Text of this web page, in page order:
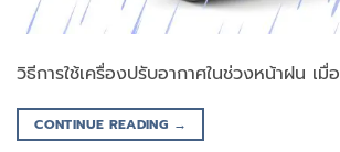
วิธีการใช้เครื่องปรับอากาศในช่วงหน้าฝน เมื่
CONTINUE READING →